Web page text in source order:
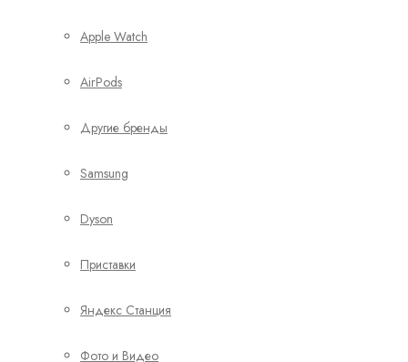
Apple Watch
AirPods
Другие бренды
Samsung
Dyson
Приставки
Яндекс Станция
Фото и Видео